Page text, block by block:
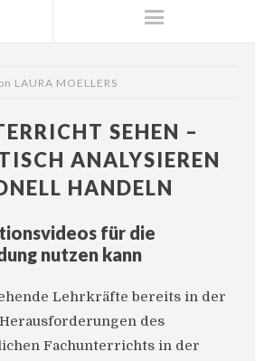
LAURA MOELLERS
SEHEN –
ANALYSIEREN
HANDELN
für die
nutzen kann
Lehrkräfte bereits in der
des
Fachunterrichts in der